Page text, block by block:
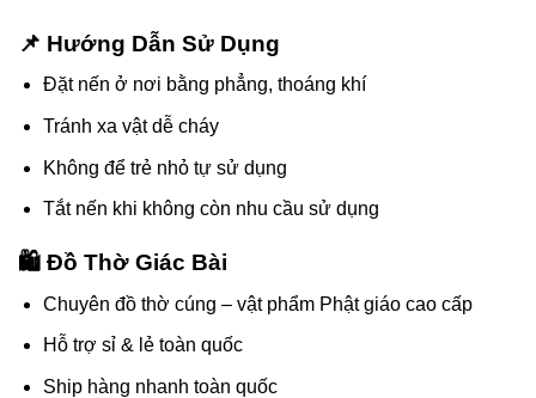
📌 Hướng Dẫn Sử Dụng
Đặt nến ở nơi bằng phẳng, thoáng khí
Tránh xa vật dễ cháy
Không để trẻ nhỏ tự sử dụng
Tắt nến khi không còn nhu cầu sử dụng
🛍️ Đồ Thờ Giác Bài
Chuyên đồ thờ cúng – vật phẩm Phật giáo cao cấp
Hỗ trợ sỉ & lẻ toàn quốc
Ship hàng nhanh toàn quốc